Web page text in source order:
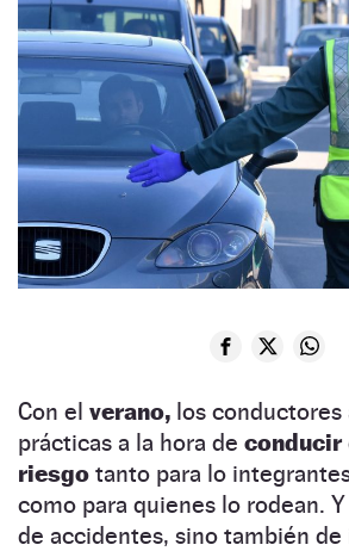
Con el verano, los
prácticas a la hora de conducir
riesgo tanto para lo
como para quienes lo rodean.
de accidentes, sino también de